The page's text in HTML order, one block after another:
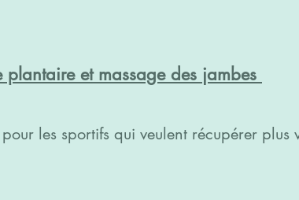
et massage des jambes
les sportifs qui veulent récupérer plus